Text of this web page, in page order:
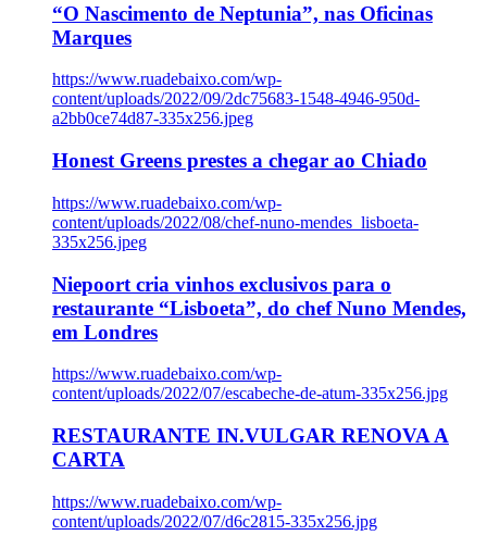
“O Nascimento de Neptunia”, nas Oficinas
Marques
https://www.ruadebaixo.com/wp-
content/uploads/2022/09/2dc75683-1548-4946-950d-
a2bb0ce74d87-335x256.jpeg
Honest Greens prestes a chegar ao Chiado
https://www.ruadebaixo.com/wp-
content/uploads/2022/08/chef-nuno-mendes_lisboeta-
335x256.jpeg
Niepoort cria vinhos exclusivos para o
restaurante “Lisboeta”, do chef Nuno Mendes,
em Londres
https://www.ruadebaixo.com/wp-
content/uploads/2022/07/escabeche-de-atum-335x256.jpg
RESTAURANTE IN.VULGAR RENOVA A
CARTA
https://www.ruadebaixo.com/wp-
content/uploads/2022/07/d6c2815-335x256.jpg